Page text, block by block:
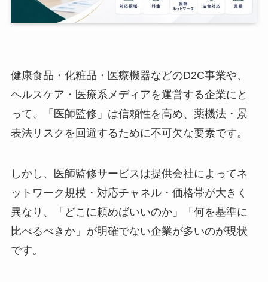
健康食品・化粧品・医療機器などのD2C事業や、
ヘルスケア・医療系メディアを運営する企業にと
って、「医師監修」は信頼性を高め、薬機法・景
表法リスクを回避するために不可欠な要素です。
しかし、医師監修サービスは提供会社によってネ
ットワーク規模・対応チャネル・価格帯が大きく
異なり、「どこに頼めばいいのか」「何を基準に
比べるべきか」が明確でない企業が多いのが現状
です。